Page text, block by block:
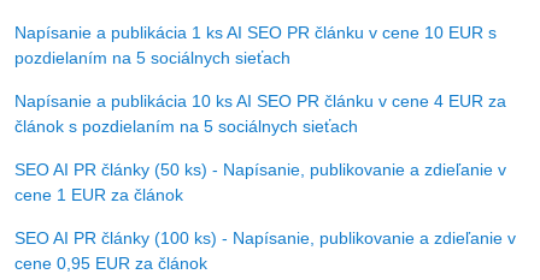
Napísanie a publikácia 1 ks AI SEO PR článku v cene 10 EUR s
pozdielaním na 5 sociálnych sieťach
Napísanie a publikácia 10 ks AI SEO PR článku v cene 4 EUR za
článok s pozdielaním na 5 sociálnych sieťach
SEO AI PR články (50 ks) - Napísanie, publikovanie a zdieľanie v
cene 1 EUR za článok
SEO AI PR články (100 ks) - Napísanie, publikovanie a zdieľanie v
cene 0,95 EUR za článok